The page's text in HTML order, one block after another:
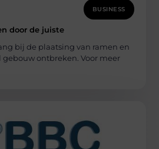
BUSINESS
door de juiste
bij de plaatsing van ramen en
ontbreken. Voor meer